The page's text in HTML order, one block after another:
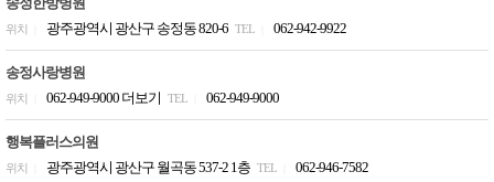
위치 광주광역시 광산구 송정동 820-6 TEL 062-942-9922
송정사랑병원
위치 062-949-9000 더보기 TEL 062-949-9000
행복플러스의원
위치 광주광역시 광산구 월곡동 537-2 1층 TEL 062-946-7582